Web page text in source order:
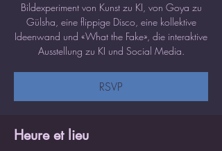
Bildexperiment von Kunst zu KI, von Goya zu
Gülsha, eine flippige Disco, eine kollektive
Ideenwand und «What the Fake», die interaktive
Ausstellung zu KI und Social Media.
RSVP
Heure et lieu